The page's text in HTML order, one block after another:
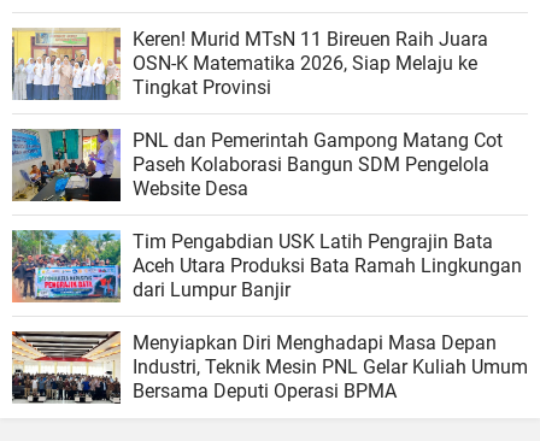
Keren! Murid MTsN 11 Bireuen Raih Juara
OSN-K Matematika 2026, Siap Melaju ke
Tingkat Provinsi
PNL dan Pemerintah Gampong Matang Cot
Paseh Kolaborasi Bangun SDM Pengelola
Website Desa
Tim Pengabdian USK Latih Pengrajin Bata
Aceh Utara Produksi Bata Ramah Lingkungan
dari Lumpur Banjir
Menyiapkan Diri Menghadapi Masa Depan
Industri, Teknik Mesin PNL Gelar Kuliah Umum
Bersama Deputi Operasi BPMA